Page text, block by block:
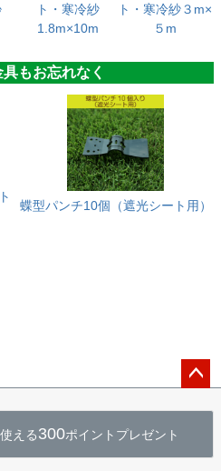
ト・寒冷紗
1.8m×10m
ト・寒冷紗３m×
５m
もお忘れなく
蝶型パンチ10個（遮光シート用）
へ
える300ポイントプレゼント